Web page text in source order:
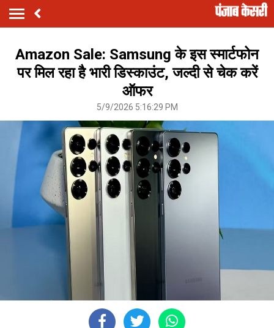
Amazon Sale: Samsung के इस स्मार्टफोन
पर मिल रहा है भारी डिस्काउंट, जल्दी से चेक करें
ऑफर
5/9/2026 5:16:29 PM